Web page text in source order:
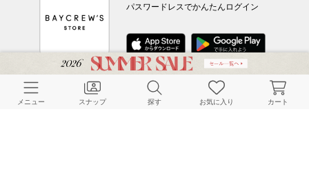
パスワードレスでかんたんログイン
CUSTOMER SERVICE
メニュー スナップ 探す お気に入り カート